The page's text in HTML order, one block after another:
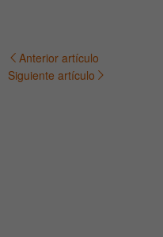
Navegación
Anterior artículo
Siguiente artículo